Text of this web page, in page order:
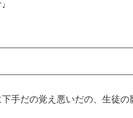
♩
手だの覚え悪いだの、生徒の